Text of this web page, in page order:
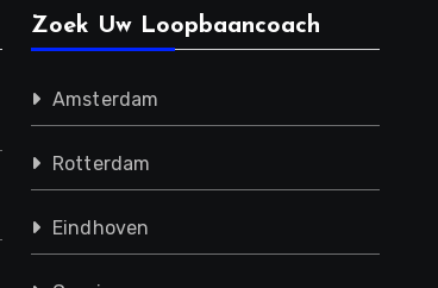
Zoek Uw Loopbaancoach
Amsterdam
Rotterdam
Eindhoven